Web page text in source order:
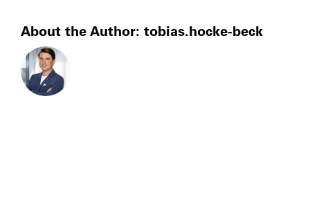
About the Author: tobias.hocke-beck